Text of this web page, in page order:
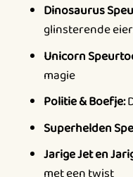
Dinosaurus
glinsterende
Unicorn
magie
Politie & Boefje:
Superhelden
Jarige Jet en